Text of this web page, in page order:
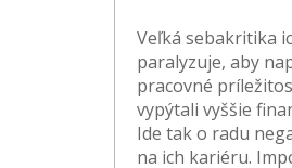
Veľká sebakritika
paralyzuje, aby
pracovné
vypýtali vyššie
Ide tak o radu
na ich kariéru.